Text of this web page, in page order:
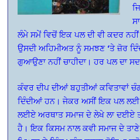
ਲੰਮੇ ਸਮੇਂ ਵਿਚੋਂ ਇਕ ਪਲ ਦੀ ਵੀ ਕਦਰ ਨਹੀਂ
ਉਸਦੀ ਅਹਿਮੀਅਤ ਨੂੰ ਸਮਝਣ ‘ਤੇ ਜ਼ੋਰ
ਗੁਆਉਣਾ ਨਹੀਂ ਚਾਹੀਦਾ। ਹਰ ਪਲ ਦਾ
ਕੰਵਰ ਦੀਪ ਦੀਆਂ ਬਹੁਤੀਆਂ ਕਵਿਤਾਵਾਂ
ਦਿੰਦੀਆਂ ਹਨ। ਜੇਕਰ ਅਸੀਂ ਇਕ ਪਲ ਲਈ
ਲਈਏ ਅਰਥਾਤ ਸਮਾਜ ਦੇ ਲੇਖੇ ਲਾ ਦਈਏ
ਹੈ। ਇਕ ਕਿਸਮ ਨਾਲ ਕਵੀ ਸਮਾਜ ਦੇ